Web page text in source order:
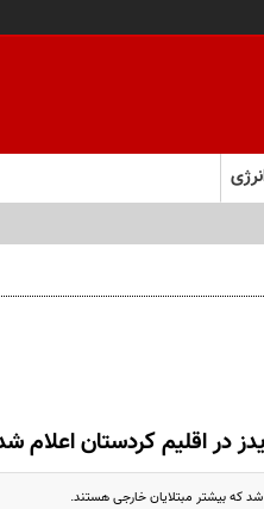
در اقلیم کردستان اعلام
شد که بیشتر مبتلایان خارجی هستند.